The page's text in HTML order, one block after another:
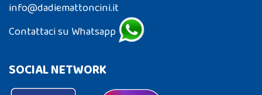
info@dadiemattoncini.it
Contattaci su Whatsapp
SOCIAL NETWORK